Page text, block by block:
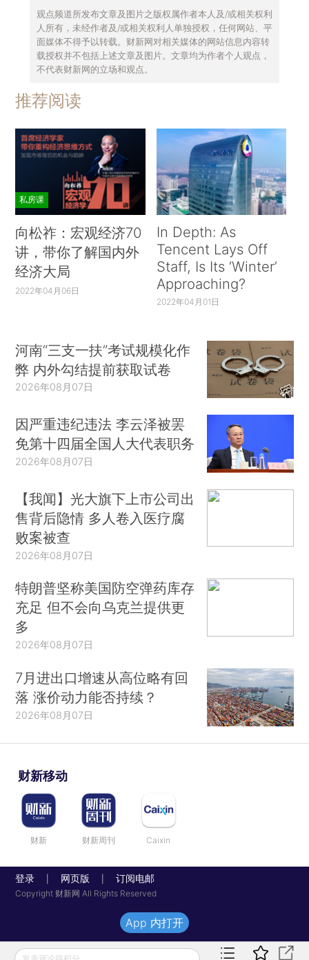
观点频道所发布文章及图片之版权属作者本人及/或相关权利
人所有，未经作者及/或相关权利人单独授权，任何网站、平
面媒体不得予以转载。财新网对相关媒体的网站信息内容转
载授权并不包括上述文章及图片。文章均为作者个人观点，
不代表财新网的立场和观点。
推荐阅读
私房课
向松祚：宏观经济70
讲，带你了解国内外
经济大局
2022年04月06日
In Depth: As
Tencent Lays Off
Staff, Is Its ‘Winter’
Approaching?
2022年04月01日
河南“三支一扶”考试规模化作
弊 内外勾结提前获取试卷
2026年08月07日
因严重违纪违法 李云泽被罢
免第十四届全国人大代表职务
2026年08月07日
【我闻】光大旗下上市公司出
售背后隐情 多人卷入医疗腐
败案被查
2026年08月07日
特朗普坚称美国防空弹药库存
充足 但不会向乌克兰提供更
多
2026年08月07日
7月进出口增速从高位略有回
落 涨价动力能否持续？
2026年08月07日
财新移动
财新 财新周刊 Caixin
登录 网页版 订阅电邮
Copyright 财新网 All Rights Reserved
发表评论得积分
App 内打开